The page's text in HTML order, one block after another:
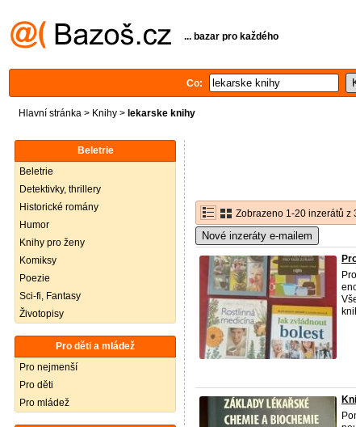
... bazar pro každého
Co:
Hlavní stránka > Knihy > lekarske knihy
Beletrie
Beletrie
Detektivky, thrillery
Historické romány
Humor
Knihy pro ženy
Komiksy
Poezie
Sci-fi, Fantasy
Životopisy
Pro děti a mládež
Pro nejmenší
Pro děti
Pro mládež
Zobrazeno 1-20 inzerátů z
Nové inzeráty e-mailem